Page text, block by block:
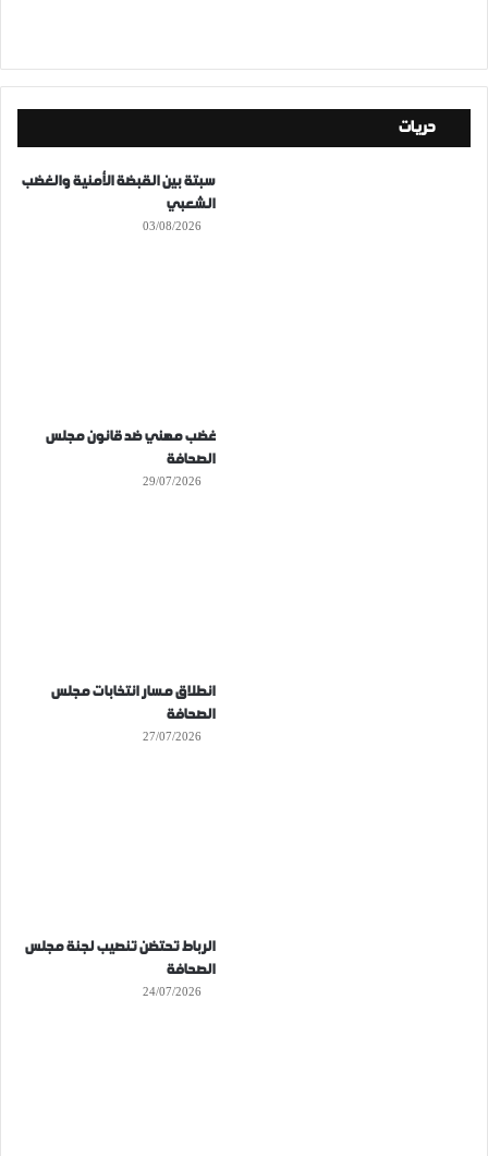
حريات
سبتة بين القبضة الأمنية والغضب
الشعبي
03/08/2026
غضب مهني ضد قانون مجلس
الصحافة
29/07/2026
انطلاق مسار انتخابات مجلس
الصحافة
27/07/2026
الرباط تحتضن تنصيب لجنة مجلس
الصحافة
24/07/2026